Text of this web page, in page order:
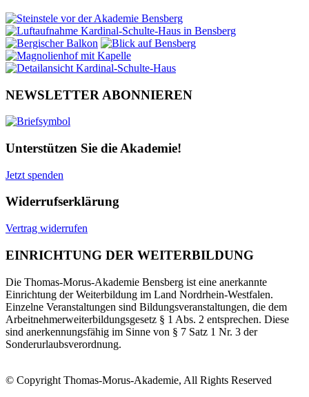
NEWSLETTER ABONNIEREN
Unterstützen Sie die Akademie!
Jetzt spenden
Widerrufserklärung
Vertrag widerrufen
EINRICHTUNG DER WEITERBILDUNG
Die Thomas-Morus-Akademie Bensberg ist eine anerkannte
Einrichtung der Weiterbildung im Land Nordrhein-Westfalen.
Einzelne Veranstaltungen sind Bildungsveranstaltungen, die dem
Arbeitnehmerweiterbildungsgesetz § 1 Abs. 2 entsprechen. Diese
sind anerkennungsfähig im Sinne von § 7 Satz 1 Nr. 3 der
Sonderurlaubsverordnung.
© Copyright Thomas-Morus-Akademie, All Rights Reserved